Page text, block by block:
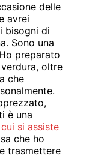
delle
avrei
bisogni di
Sono una
preparato
oltre
che
è una
si assiste
che ho
trasmettere